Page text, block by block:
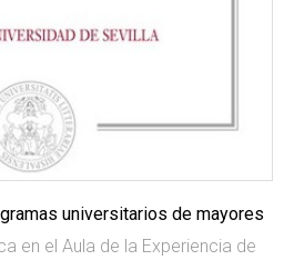
universitarios de mayores
en el Aula de la Experiencia de